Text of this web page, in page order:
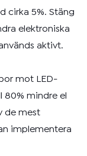
cirka 5%. Stäng
elektroniska
aktivt.
mot LED-
80% mindre el
de mest
implementera